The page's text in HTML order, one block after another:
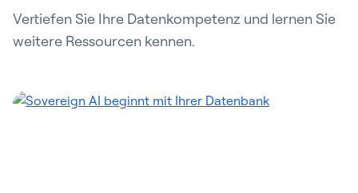
Vertiefen Sie Ihre Datenkompetenz und lernen Sie
weitere Ressourcen kennen.